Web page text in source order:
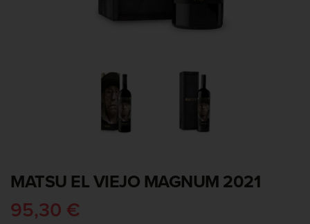
MATSU EL VIEJO MAGNUM 2021
95,30 €